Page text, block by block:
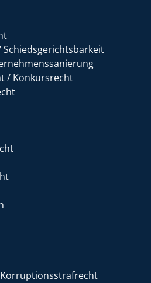
Schiedsgerichtsbarkeit
/ Konkursrecht